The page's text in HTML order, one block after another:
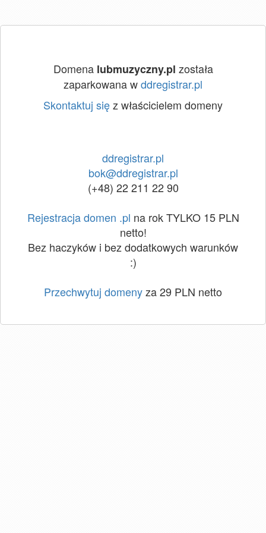
Domena lubmuzyczny.pl została
zaparkowana wddregistrar.pl
Skontaktuj sięz właścicielem domeny
ddregistrar.pl
bok@ddregistrar.pl
(+48) 22 211 22 90
Rejestracja domen .pl na rok TYLKO 15 PLN
netto!
Bez haczyków i bez dodatkowych warunków
:)
Przechwytuj domenyza 29 PLN netto